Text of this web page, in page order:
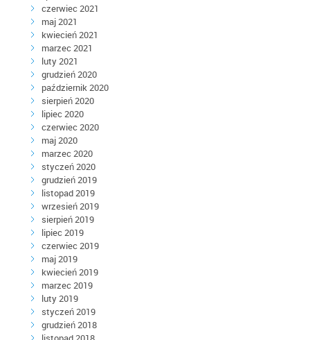
czerwiec 2021
maj 2021
kwiecień 2021
marzec 2021
luty 2021
grudzień 2020
październik 2020
sierpień 2020
lipiec 2020
czerwiec 2020
maj 2020
marzec 2020
styczeń 2020
grudzień 2019
listopad 2019
wrzesień 2019
sierpień 2019
lipiec 2019
czerwiec 2019
maj 2019
kwiecień 2019
marzec 2019
luty 2019
styczeń 2019
grudzień 2018